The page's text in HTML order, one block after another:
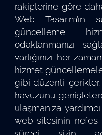
rakiplerine göre
Web
güncelleme
odaklanmanızı
varlığınızı her
hizmet
gibi düzenli
havuzunu
ulaşmanıza
web sitesinin nefes